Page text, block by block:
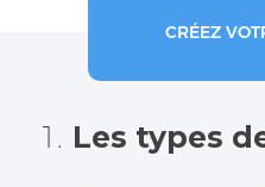
CRÉEZ
1. Les types